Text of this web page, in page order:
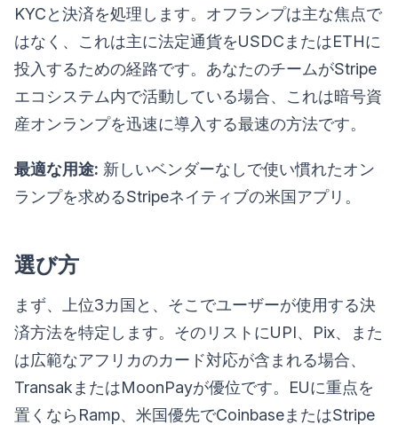
KYCと決済を処理します。オフランプは主な焦点で
はなく、これは主に法定通貨をUSDCまたはETHに
投入するための経路です。あなたのチームがStripe
エコシステム内で活動している場合、これは暗号資
産オンランプを迅速に導入する最速の方法です。
最適な用途: 新しいベンダーなしで使い慣れたオン
ランプを求めるStripeネイティブの米国アプリ。
選び方
まず、上位3カ国と、そこでユーザーが使用する決
済方法を特定します。そのリストにUPI、Pix、また
は広範なアフリカのカード対応が含まれる場合、
TransakまたはMoonPayが優位です。EUに重点を
置くならRamp、米国優先でCoinbaseまたはStripe